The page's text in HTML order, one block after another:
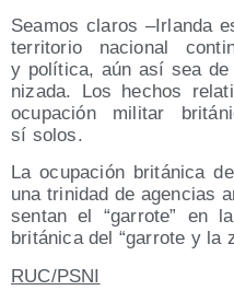
Sea­mos cla­ros –Irlan­da
terri­to­rio nacio­nal
y polí­ti­ca, aún así sea
ni­za­da. Los hechos
ocu­pa­ción mili­tar
sí solos.
La ocu­pa­ción bri­tá­ni­ca
una tri­ni­dad de agen­cias
sen­tan el “garro­te” en
bri­tá­ni­ca del “garro­te y la
RUC/​PSNI